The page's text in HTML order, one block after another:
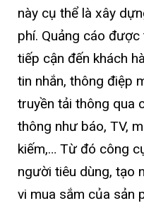
này cụ thể là xây
phí. Quảng cáo
tiếp cận đến khách
tin nhắn, thông điệp
truyền tải thông qua
thông như báo, TV,
kiếm,… Từ đó công
người tiêu dùng, tạo
vi mua sắm của sản